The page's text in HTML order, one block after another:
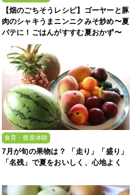
【畑のごちそうレシピ】ゴーヤーと豚
肉のシャキうまニンニクみそ炒め〜夏
バテに！ごはんがすすむ夏おかず〜
食育・農業体験
7月が旬の果物は？ 「走り」「盛り」
「名残」で夏をおいしく、心地よく